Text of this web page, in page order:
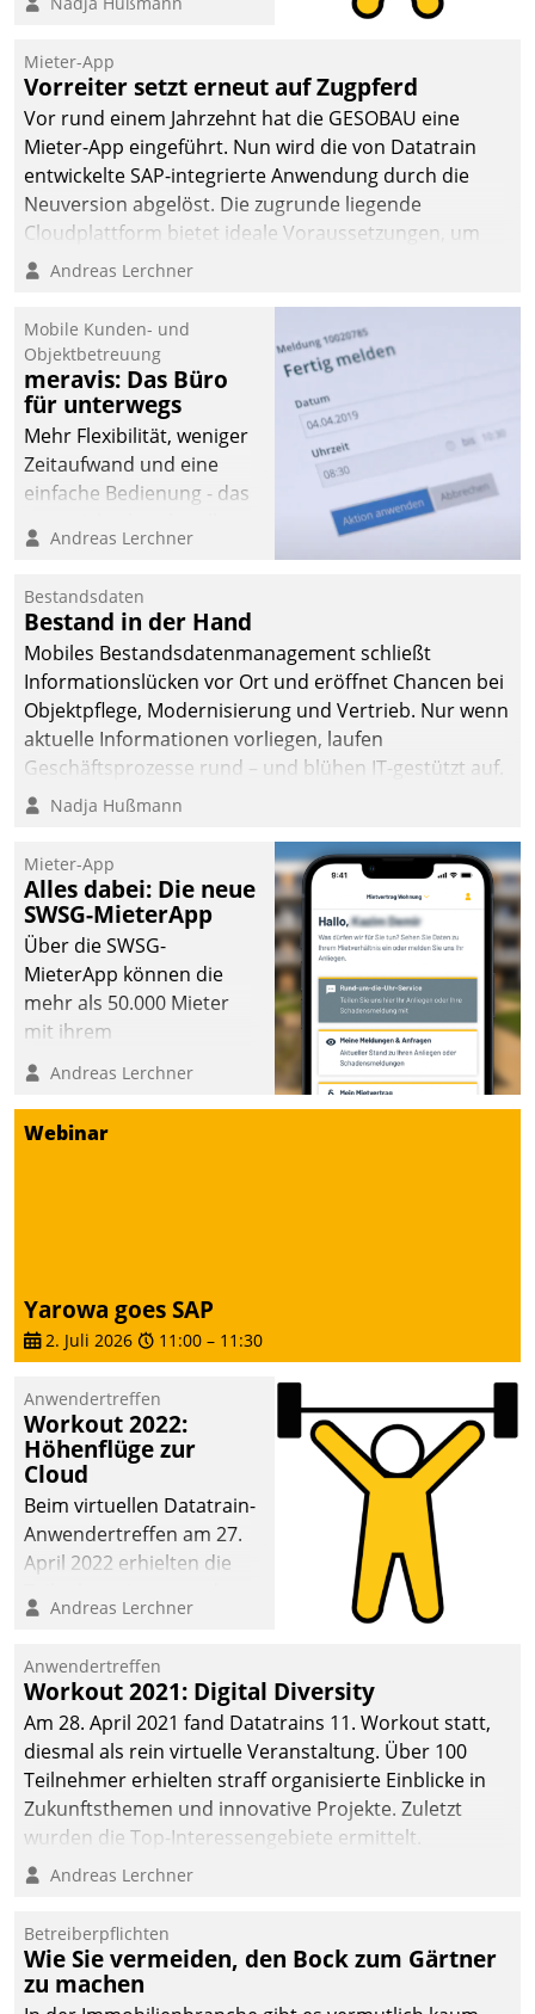
methodisch
Quartier. Dazwischen
zeigte Datatrain, was es
Neues zu bieten hat.
Mieter-App
Vorreiter setzt erneut auf Zugpferd
Vor rund einem Jahrzehnt hat die GESOBAU eine
Mieter-App eingeführt. Nun wird die von Datatrain
entwickelte SAP-integrierte Anwendung durch die
Neuversion abgelöst. Die zugrunde liegende
Cloudplattform bietet ideale Voraussetzungen, um
die Funktionalität der App zu erweitern und weitere
integrieren.
Andreas Lerchner
Mobile Kunden- und
Objektbetreuung
meravis: Das Büro
für unterwegs
Mehr Flexibilität, weniger
Zeitaufwand und eine
einfache Bedienung - das
Cockpit für mobile
Datatrain. Die meravis
Wohnungsbau- und
Immobilien GmbH hat
sich dabei für den Betrieb
der Lösung über die SAP
Cloud Platform
entschieden - als erstes
Unternehmen am
Andreas Lerchner
Bestandsdaten
Bestand in der Hand
Mobiles Bestandsdatenmanagement schließt
Informationslücken vor Ort und eröffnet Chancen bei
Objektpflege, Modernisierung und Vertrieb. Nur wenn
aktuelle Informationen vorliegen, laufen
Geschäftsprozesse rund – und blühen IT-gestützt auf.
Nadja Hußmann
Mieter-App
Alles dabei: Die neue
SWSG-MieterApp
Über die SWSG-
MieterApp können die
mehr als 50.000 Mieter
mit ihrem
Wohnungsunternehmen
kommunizieren, auf dem
Laufenden bleiben, Daten
einsehen und ändern
Andreas Lerchner
Webinar
Yarowa goes SAP
2. Juli 2026 11:00 – 11:30
Anwendertreffen
Workout 2022:
Höhenflüge zur
Cloud
Beim virtuellen Datatrain-
Anwendertreffen am 27.
April 2022 erhielten die
Teilnehmer kurzweilige
Cloud-Strategien und -
Lösungen mit hohem
Zukunftspotenzial.
Andreas Lerchner
Anwendertreffen
Workout 2021: Digital Diversity
Am 28. April 2021 fand Datatrains 11. Workout statt,
diesmal als rein virtuelle Veranstaltung. Über 100
Teilnehmer erhielten straff organisierte Einblicke in
Zukunftsthemen und innovative Projekte. Zuletzt
wurden die Top-Interessengebiete ermittelt.
Andreas Lerchner
Betreiberpflichten
Wie Sie vermeiden, den Bock zum Gärtner
zu machen